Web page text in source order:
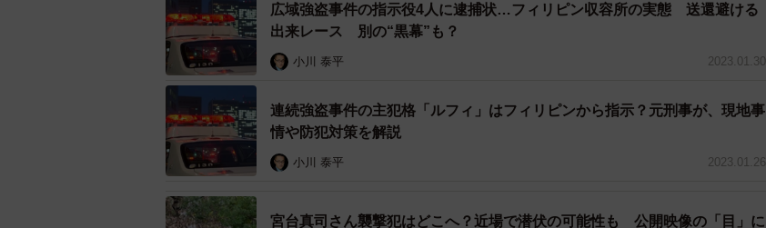
広域強盗事件の指示役4人に逮捕状…フィリピン収容所の実態 送還避ける
出来レース 別の“黒幕”も？
小川 泰平 2023.01.30
連続強盗事件の主犯格「ルフィ」はフィリピンから指示？元刑事が、現地事
情や防犯対策を解説
小川 泰平 2023.01.26
宮台真司さん襲撃犯はどこへ？近場で潜伏の可能性も 公開映像の「目」に